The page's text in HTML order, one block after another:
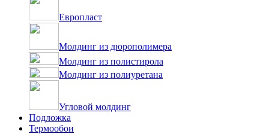
Европласт
Молдинг из дюрополимера
Молдинг из полистирола
Молдинг из полиуретана
Угловой молдинг
Подложка
Термообои